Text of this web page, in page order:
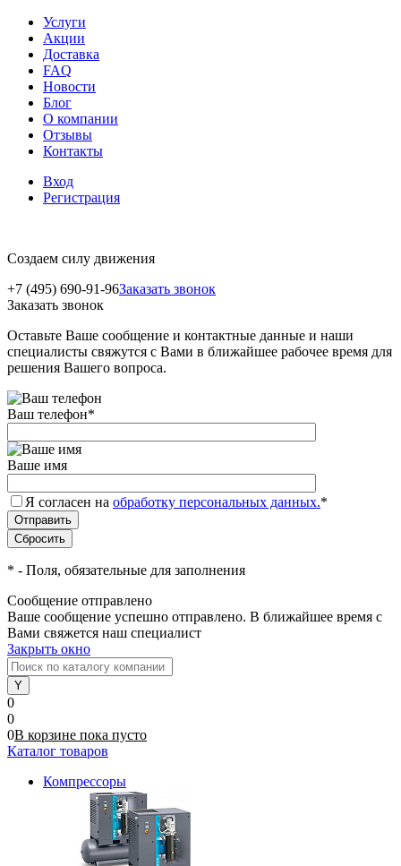
Услуги
Акции
Доставка
FAQ
Новости
Блог
О компании
Отзывы
Контакты
Вход
Регистрация
Создаем силу движения
+7 (495) 690-91-96Заказать звонок
Заказать звонок
Оставьте Ваше сообщение и контактные данные и наши
специалисты свяжутся с Вами в ближайшее рабочее время для
решения Вашего вопроса.
Ваш телефон*
Ваше имя
Я согласен на обработку персональных данных.*
* - Поля, обязательные для заполнения
Сообщение отправлено
Ваше сообщение успешно отправлено. В ближайшее время с
Вами свяжется наш специалист
Закрыть окно
0
0
0В корзине пока пусто
Каталог товаров
Компрессоры